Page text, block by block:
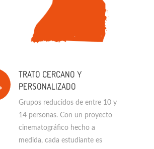
TRATO CERCANO Y
PERSONALIZADO
Grupos reducidos de entre 10 y
14 personas. Con un proyecto
cinematográfico hecho a
medida, cada estudiante es